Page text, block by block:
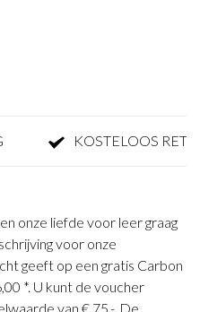
KOSTELOOS
onze liefde voor leer graag
voor onze
geeft op een gratis Carbon
*. U kunt de voucher
van € 75,-. De